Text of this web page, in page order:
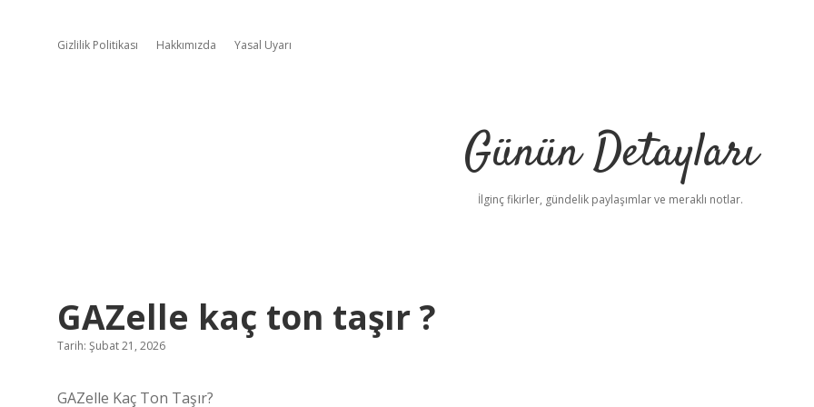
Gizlilik Politikası Hakkımızda Yasal Uyarı
Günün Detayları
İlginç fikirler, gündelik paylaşımlar ve meraklı notlar.
GAZelle kaç ton taşır ?
Tarih: Şubat 21, 2026
GAZelle Kaç Ton Taşır?